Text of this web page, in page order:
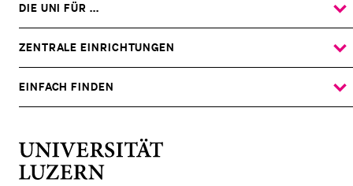
DIE UNI FÜR ...
ZEIGE
DAS
UNTERMENÜ
ZENTRALE EINRICHTUNGEN
ZEIGE
DAS
UNTERMENÜ
EINFACH FINDEN
ZEIGE
DAS